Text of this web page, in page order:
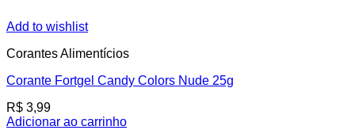
Add to wishlist
Corantes Alimentícios
Corante Fortgel Candy Colors Nude 25g
R$ 3,99
Adicionar ao carrinho